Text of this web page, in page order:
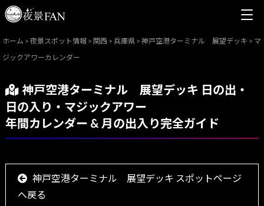
ホーム > 夜景スポット情報 > 関西 > 兵庫県 > 神戸空港ターミナル 展望デッキ > マ
ジックアワーカレンダー
神戸空港ターミナル 展望デッキ 日の出・
日の入り・マジックアワー
年間カレンダー & 月の出入り完全ガイド
神戸空港ターミナル 展望デッキ スポットページ
へ戻る